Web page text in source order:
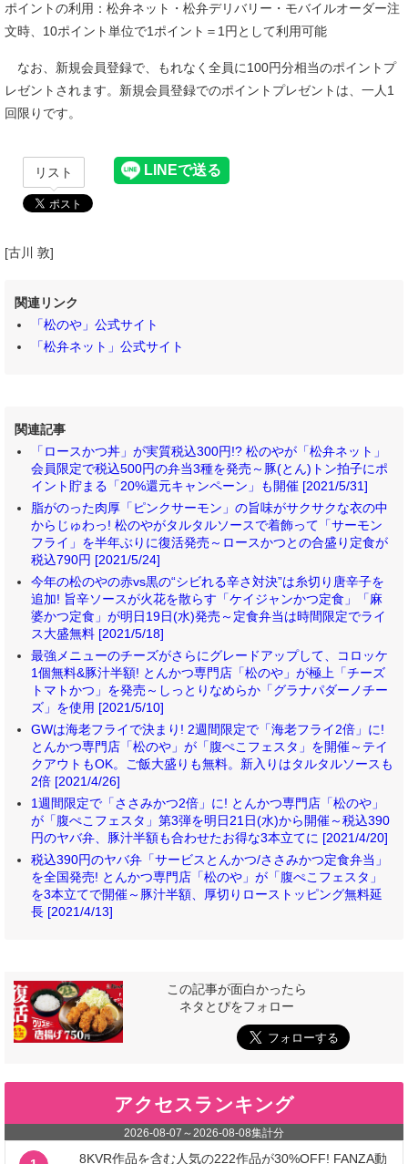
ポイントの利用：松弁ネット・松弁デリバリー・モバイルオーダー注
文時、10ポイント単位で1ポイント＝1円として利用可能
なお、新規会員登録で、もれなく全員に100円分相当のポイントプ
レゼントされます。新規会員登録でのポイントプレゼントは、一人1
回限りです。
リスト
[古川 敦]
関連リンク
「松のや」公式サイト
「松弁ネット」公式サイト
関連記事
「ロースかつ丼」が実質税込300円!? 松のやが「松弁ネット」
会員限定で税込500円の弁当3種を発売～豚(とん)トン拍子にポ
イント貯まる「20%還元キャンペーン」も開催 [2021/5/31]
脂がのった肉厚「ピンクサーモン」の旨味がサクサクな衣の中
からじゅわっ! 松のやがタルタルソースで着飾って「サーモン
フライ」を半年ぶりに復活発売～ロースかつとの合盛り定食が
税込790円 [2021/5/24]
今年の松のやの赤vs黒の“シビれる辛さ対決”は糸切り唐辛子を
追加! 旨辛ソースが火花を散らす「ケイジャンかつ定食」「麻
婆かつ定食」が明日19日(水)発売～定食弁当は時間限定でライ
ス大盛無料 [2021/5/18]
最強メニューのチーズがさらにグレードアップして、コロッケ
1個無料&豚汁半額! とんかつ専門店「松のや」が極上「チーズ
トマトかつ」を発売～しっとりなめらか「グラナパダーノチー
ズ」を使用 [2021/5/10]
GWは海老フライで決まり! 2週間限定で「海老フライ2倍」に!
とんかつ専門店「松のや」が「腹ぺこフェスタ」を開催～テイ
クアウトもOK。ご飯大盛りも無料。新入りはタルタルソースも
2倍 [2021/4/26]
1週間限定で「ささみかつ2倍」に! とんかつ専門店「松のや」
が「腹ぺこフェスタ」第3弾を明日21日(水)から開催～税込390
円のヤバ弁、豚汁半額も合わせたお得な3本立てに [2021/4/20]
税込390円のヤバ弁「サービスとんかつ/ささみかつ定食弁当」
を全国発売! とんかつ専門店「松のや」が「腹ぺこフェスタ」
を3本立てで開催～豚汁半額、厚切りローストッピング無料延
長 [2021/4/13]
この記事が面白かったら
ネタとぴをフォロー
アクセスランキング
2026-08-07 ～2026-08-08集計分
8KVR作品を含む人気の222作品が30%OFF! FANZA動